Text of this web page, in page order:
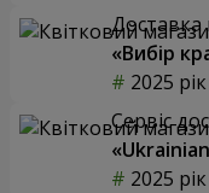
Доставка
«Вибір
2025 рік
Сервіс
2025 рік